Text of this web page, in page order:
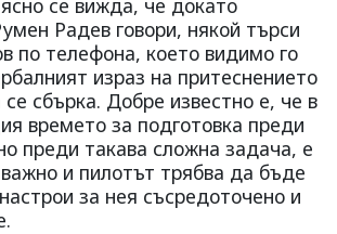
Радев говори, някой търси
по телефона, което видимо го
израз на притеснението
сбърка. Добре известно е, че в
времето за подготовка преди
преди такава сложна задача, е
и пилотът трябва да бъде
за нея съсредоточено и